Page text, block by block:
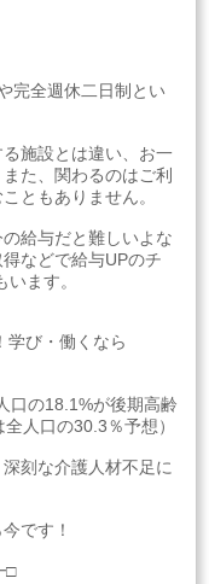
完全週休二日制とい
施設とは違い、お一
た、関わるのはご利
ともありません。
給与だと難しいよな
などで給与UPのチ
ます。
学び・働くなら
口の18.1%が後期高齢
人口の30.3％予想）
刻な介護人材不足に
です！